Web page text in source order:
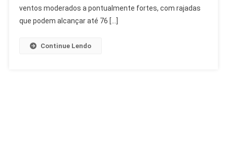
Fortes
Ativam
ventos moderados a pontualmente fortes, com rajadas
que podem alcançar até 76 […]
Continue Lendo